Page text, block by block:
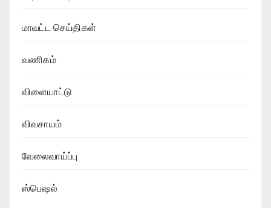
மாவட்ட செய்திகள்
வணிகம்
விளையாட்டு
விவசாயம்
வேலைவாய்ப்பு
ஸ்பெஷல்